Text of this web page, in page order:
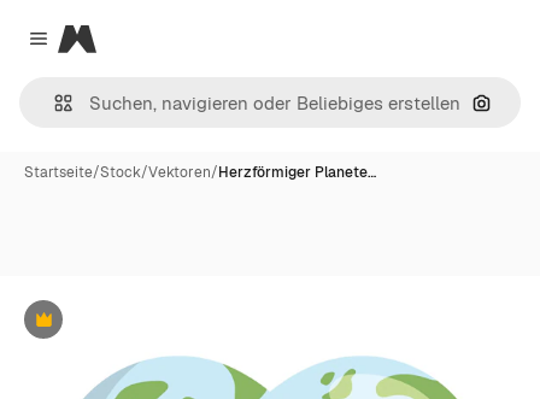
Close menu
Magnific
Nach
Startseite/Stock/Vektoren/Herzförmiger Planete…
Premium